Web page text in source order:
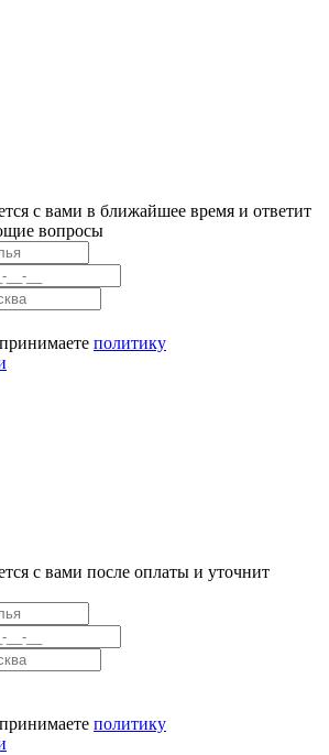
с вами в ближайшее время и ответит
вопросы
политику
с вами после оплаты и уточнит
политику